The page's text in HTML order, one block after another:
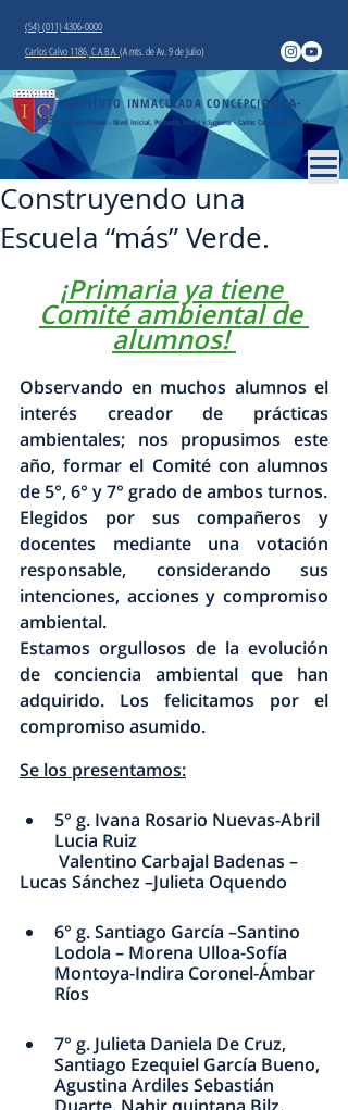
INSTITUTO INMACULADA CONCEPCIÓN (A-
183)
Colegio Privado - Nivel Inicial, Primario, Medio y Superior - Carlos Calvo 1186, CABA
(54) (011) 4306-0000
Carlos Calvo 1186, C.A.B.A.(A mts. de Av. 9 de Julio)
Construyendo una
Escuela “más” Verde.
¡Primaria ya tiene
Comité ambiental de
alumnos!
Observando en muchos alumnos el
interés creador de prácticas
ambientales; nos propusimos este
año, formar el Comité con alumnos
Elegidos por sus compañeros y
docentes mediante una votación
responsable, considerando sus
intenciones, acciones y compromiso
ambiental.
Estamos orgullosos de la evolución
de conciencia ambiental que han
adquirido. Los felicitamos por el
compromiso asumido.
Se los presentamos:
5° g. Ivana Rosario Nuevas-Abril
Lucia Ruiz
Lucas Sánchez –Julieta Oquendo
6° g. Santiago García –Santino
Lodola – Morena Ulloa-Sofía
Montoya-Indira Coronel-Ámbar
Ríos
7° g. Julieta Daniela De Cruz,
Santiago Ezequiel García Bueno,
Agustina Ardiles Sebastián